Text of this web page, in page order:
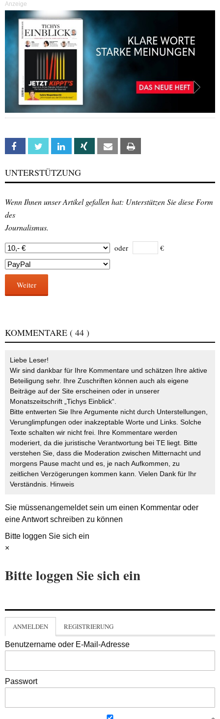
Anzeige
Facebook Twitter Linkedin Xing Email
UNTERSTÜTZUNG
Wenn Ihnen unser Artikel gefallen hat: Unterstützen Sie diese Form
des
Journalismus.
oder €
Weiter
KOMMENTARE ( 44 )
Liebe Leser!
Wir sind dankbar für Ihre Kommentare und schätzen Ihre aktive
Beteiligung sehr. Ihre Zuschriften können auch als eigene
Beiträge auf der Site erscheinen oder in unserer
Monatszeitschrift „Tichys Einblick“.
Bitte entwerten Sie Ihre Argumente nicht durch Unterstellungen,
Verunglimpfungen oder inakzeptable Worte und Links. Solche
Texte schalten wir nicht frei. Ihre Kommentare werden
moderiert, da die juristische Verantwortung bei TE liegt. Bitte
verstehen Sie, dass die Moderation zwischen Mitternacht und
morgens Pause macht und es, je nach Aufkommen, zu
zeitlichen Verzögerungen kommen kann. Vielen Dank für Ihr
Verständnis. Hinweis
Sie müssenangemeldetsein um einen Kommentar oder
eine Antwort schreiben zu können
Bitte loggen Sie sich ein
×
Bitte loggen Sie sich ein
ANMELDEN REGISTRIERUNG
Benutzername oder E-Mail-Adresse
Passwort